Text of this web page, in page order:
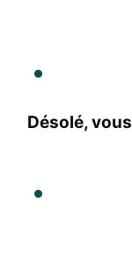
Désolé,